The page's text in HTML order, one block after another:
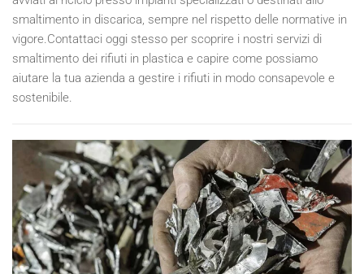
smaltimento in discarica, sempre nel rispetto delle normative in
vigore.Contattaci oggi stesso per scoprire i nostri servizi di
smaltimento dei rifiuti in plastica e capire come possiamo
aiutare la tua azienda a gestire i rifiuti in modo consapevole e
sostenibile.